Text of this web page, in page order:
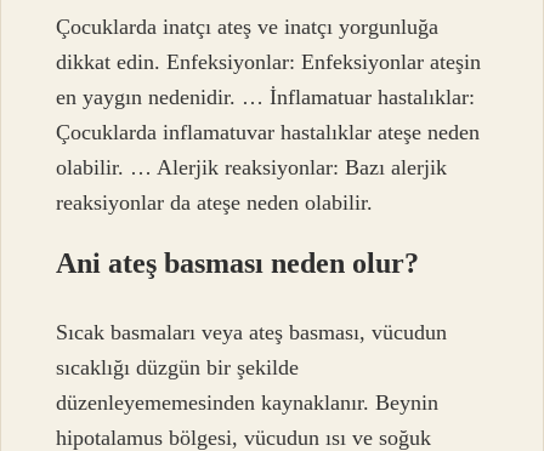
Çocuklarda inatçı ateş ve inatçı yorgunluğa
dikkat edin. Enfeksiyonlar: Enfeksiyonlar ateşin
en yaygın nedenidir. … İnflamatuar hastalıklar:
Çocuklarda inflamatuvar hastalıklar ateşe neden
olabilir. … Alerjik reaksiyonlar: Bazı alerjik
reaksiyonlar da ateşe neden olabilir.
Ani ateş basması neden olur?
Sıcak basmaları veya ateş basması, vücudun
sıcaklığı düzgün bir şekilde
düzenleyememesinden kaynaklanır. Beynin
hipotalamus bölgesi, vücudun ısı ve soğuk